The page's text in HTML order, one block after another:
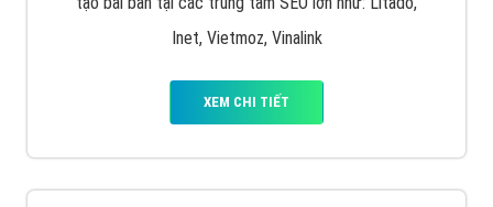
Inet, Vietmoz, Vinalink
XEM CHI TIẾT